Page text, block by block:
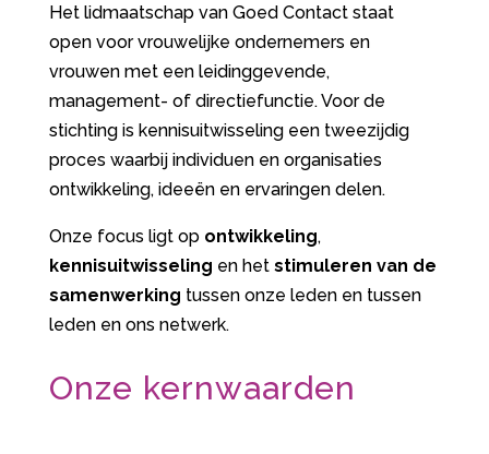
Het lidmaatschap van Goed Contact staat
open voor vrouwelijke ondernemers en
vrouwen met een leidinggevende,
management- of directiefunctie. Voor de
stichting is kennisuitwisseling een tweezijdig
proces waarbij individuen en organisaties
ontwikkeling, ideeën en ervaringen delen.
Onze focus ligt op ontwikkeling,
kennisuitwisseling en het stimuleren van de
samenwerking tussen onze leden en tussen
leden en ons netwerk.
Onze kernwaarden